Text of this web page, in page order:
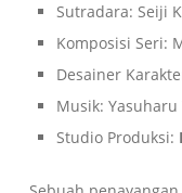
Sutradara: Seiji
Komposisi Seri:
Desainer
Musik: Yasuharu
Studio Produksi: